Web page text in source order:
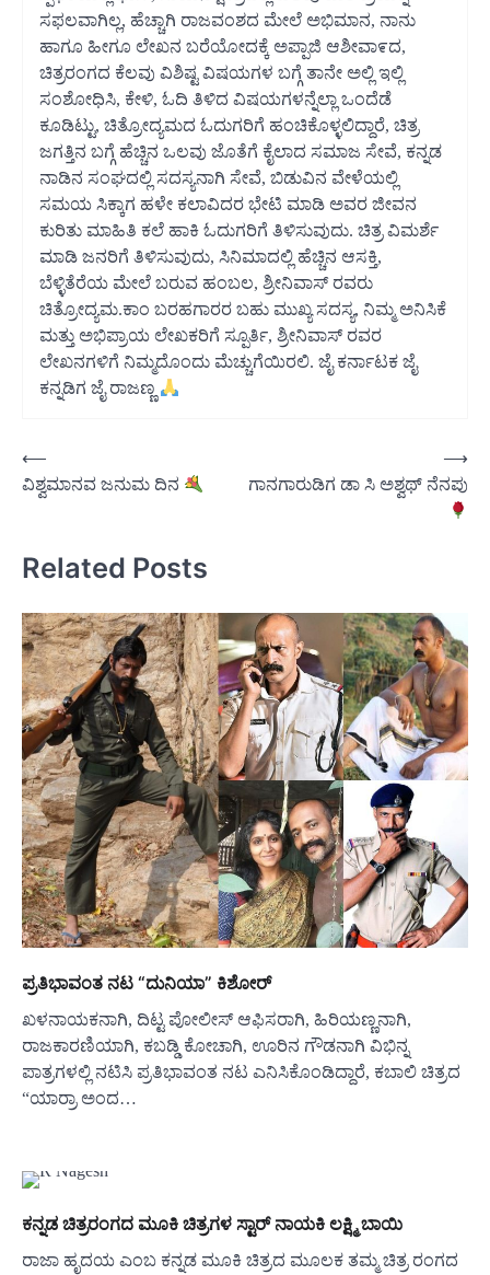
ಸಫಲವಾಗಿಲ್ಲ, ಹೆಚ್ಚಾಗಿ ರಾಜವಂಶದ ಮೇಲೆ ಅಭಿಮಾನ, ನಾನು
ಹಾಗೂ ಹೀಗೂ ಲೇಖನ ಬರೆಯೋದಕ್ಕೆ ಅಪ್ಪಾಜಿ ಆಶೀವಾ೯ದ,
ಚಿತ್ರರಂಗದ ಕೆಲವು ವಿಶಿಷ್ಟ ವಿಷಯಗಳ ಬಗ್ಗೆ ತಾನೇ ಅಲ್ಲಿ ಇಲ್ಲಿ
ಸಂಶೋಧಿಸಿ, ಕೇಳಿ, ಓದಿ ತಿಳಿದ ವಿಷಯಗಳನ್ನೆಲ್ಲಾ ಒಂದೆಡೆ
ಕೂಡಿಟ್ಟು, ಚಿತ್ರೋದ್ಯಮದ ಓದುಗರಿಗೆ ಹಂಚಿಕೊಳ್ಳಲಿದ್ದಾರೆ, ಚಿತ್ರ
ಜಗತ್ತಿನ ಬಗ್ಗೆ ಹೆಚ್ಚಿನ ಒಲವು ಜೊತೆಗೆ ಕೈಲಾದ ಸಮಾಜ ಸೇವೆ, ಕನ್ನಡ
ನಾಡಿನ ಸಂಘದಲ್ಲಿ ಸದಸ್ಯನಾಗಿ ಸೇವೆ, ಬಿಡುವಿನ ವೇಳೆಯಲ್ಲಿ
ಸಮಯ ಸಿಕ್ಕಾಗ ಹಳೇ ಕಲಾವಿದರ ಭೇಟಿ ಮಾಡಿ ಅವರ ಜೀವನ
ಕುರಿತು ಮಾಹಿತಿ ಕಲೆ ಹಾಕಿ ಓದುಗರಿಗೆ ತಿಳಿಸುವುದು. ಚಿತ್ರ ವಿಮರ್ಶೆ
ಮಾಡಿ ಜನರಿಗೆ ತಿಳಿಸುವುದು, ಸಿನಿಮಾದಲ್ಲಿ ಹೆಚ್ಚಿನ ಆಸಕ್ತಿ,
ಬೆಳ್ಳಿತೆರೆಯ ಮೇಲೆ ಬರುವ ಹಂಬಲ, ಶ್ರೀನಿವಾಸ್ ರವರು
ಚಿತ್ರೋದ್ಯಮ.ಕಾಂ ಬರಹಗಾರರ ಬಹು ಮುಖ್ಯ ಸದಸ್ಯ, ನಿಮ್ಮ ಅನಿಸಿಕೆ
ಮತ್ತು ಅಭಿಪ್ರಾಯ ಲೇಖಕರಿಗೆ ಸ್ಪೂರ್ತಿ, ಶ್ರೀನಿವಾಸ್ ರವರ
ಲೇಖನಗಳಿಗೆ ನಿಮ್ಮದೊಂದು ಮೆಚ್ಚುಗೆಯಿರಲಿ. ಜೈ ಕರ್ನಾಟಕ ಜೈ
ಕನ್ನಡಿಗ ಜೈ ರಾಜಣ್ಣ
Post
navigation
⟵
ವಿಶ್ವಮಾನವ ಜನುಮ ದಿನ
ಗಾನಗಾರುಡಿಗ ಡಾ ಸಿ ಅಶ್ವಥ್‌ ನೆನಪು
⟶
Related Posts
ಪ್ರತಿಭಾವಂತ ನಟ “ದುನಿಯಾ” ಕಿಶೋರ್
ಖಳನಾಯಕನಾಗಿ, ದಿಟ್ಟ ಪೋಲೀಸ್ ಆಫಿಸರಾಗಿ, ಹಿರಿಯಣ್ಣನಾಗಿ,
ರಾಜಕಾರಣಿಯಾಗಿ, ಕಬಡ್ಡಿ ಕೋಚಾಗಿ, ಊರಿನ ಗೌಡನಾಗಿ ವಿಭಿನ್ನ
ಪಾತ್ರಗಳಲ್ಲಿ ನಟಿಸಿ ಪ್ರತಿಭಾವಂತ ನಟ ಎನಿಸಿಕೊಂಡಿದ್ದಾರೆ, ಕಬಾಲಿ ಚಿತ್ರದ
“ಯಾರ್ರಾ ಅಂದ…
ಕನ್ನಡ ಚಿತ್ರರಂಗದ ಮೂಕಿ ಚಿತ್ರಗಳ ಸ್ಟಾರ್ ನಾಯಕಿ ಲಕ್ಷ್ಮಿ ಬಾಯಿ
ರಾಜಾ ಹೃದಯ ಎಂಬ ಕನ್ನಡ ಮೂಕಿ ಚಿತ್ರದ ಮೂಲಕ ತಮ್ಮ ಚಿತ್ರ ರಂಗದ